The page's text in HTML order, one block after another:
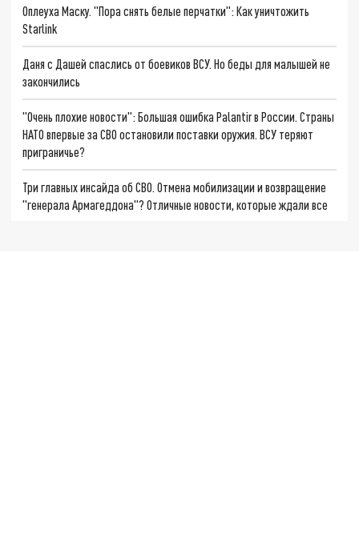
Оплеуха Маску. "Пора снять белые перчатки": Как уничтожить
Starlink
Даня с Дашей спаслись от боевиков ВСУ. Но беды для малышей не
закончились
"Очень плохие новости": Большая ошибка Palantir в России. Страны
НАТО впервые за СВО остановили поставки оружия. ВСУ теряют
приграничье?
Три главных инсайда об СВО. Отмена мобилизации и возвращение
"генерала Армагеддона"? Отличные новости, которые ждали все